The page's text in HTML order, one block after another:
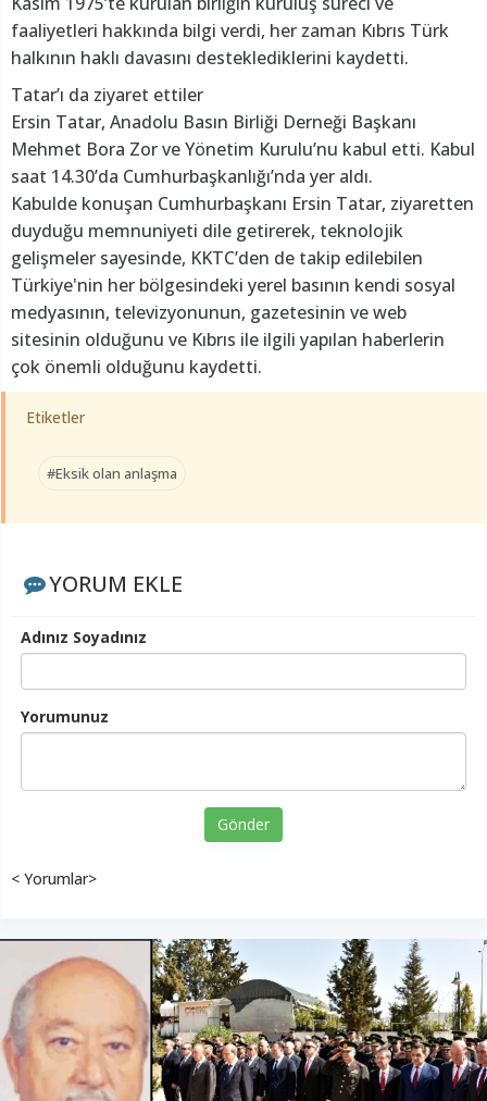
faaliyetleri hakkında bilgi verdi, her zaman Kıbrıs Türk
halkının haklı davasını desteklediklerini kaydetti.
Tatar’ı da ziyaret ettiler
Ersin Tatar, Anadolu Basın Birliği Derneği Başkanı
Mehmet Bora Zor ve Yönetim Kurulu’nu kabul etti. Kabul
saat 14.30’da Cumhurbaşkanlığı’nda yer aldı.
Kabulde konuşan Cumhurbaşkanı Ersin Tatar, ziyaretten
duyduğu memnuniyeti dile getirerek, teknolojik
gelişmeler sayesinde, KKTC’den de takip edilebilen
Türkiye'nin her bölgesindeki yerel basının kendi sosyal
medyasının, televizyonunun, gazetesinin ve web
sitesinin olduğunu ve Kıbrıs ile ilgili yapılan haberlerin
çok önemli olduğunu kaydetti.
Etiketler
#Eksik olan anlaşma
YORUM EKLE
Adınız Soyadınız
Yorumunuz
Gönder
< Yorumlar>